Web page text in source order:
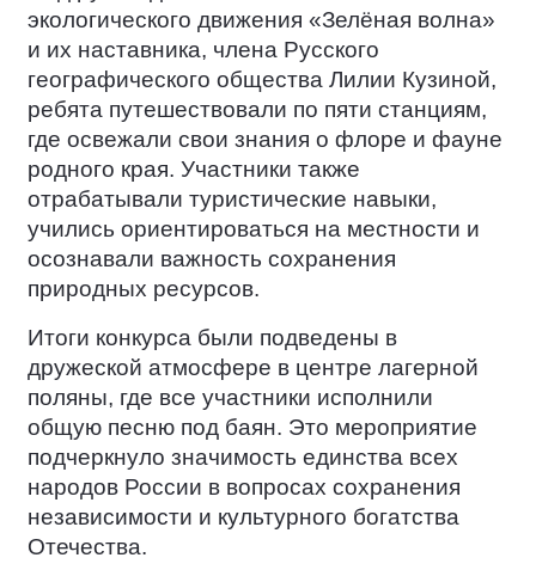
экологического движения «Зелёная волна»
и их наставника, члена Русского
географического общества Лилии Кузиной,
ребята путешествовали по пяти станциям,
где освежали свои знания о флоре и фауне
родного края. Участники также
отрабатывали туристические навыки,
учились ориентироваться на местности и
осознавали важность сохранения
природных ресурсов.
Итоги конкурса были подведены в
дружеской атмосфере в центре лагерной
поляны, где все участники исполнили
общую песню под баян. Это мероприятие
подчеркнуло значимость единства всех
народов России в вопросах сохранения
независимости и культурного богатства
Отечества.